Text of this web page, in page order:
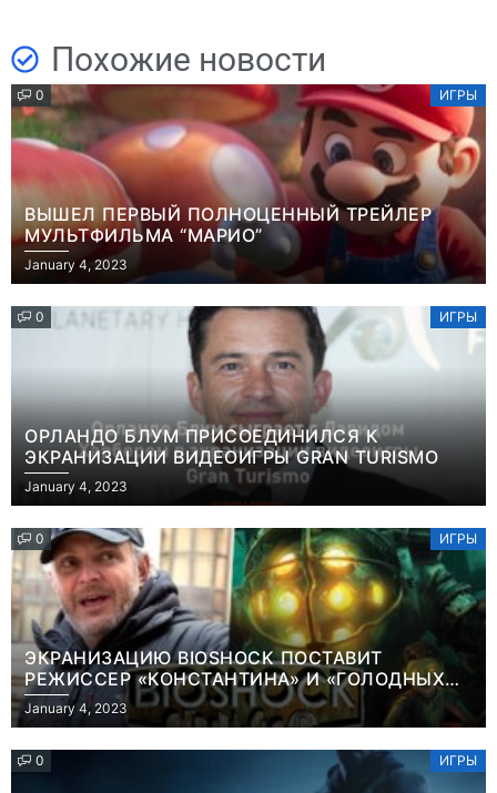
Похожие новости
0 ИГРЫ
ВЫШЕЛ ПЕРВЫЙ ПОЛНОЦЕННЫЙ ТРЕЙЛЕР
МУЛЬТФИЛЬМА “МАРИО”
January 4, 2023
0 ИГРЫ
ОРЛАНДО БЛУМ ПРИСОЕДИНИЛСЯ К
ЭКРАНИЗАЦИИ ВИДЕОИГРЫ GRAN TURISMO
January 4, 2023
0 ИГРЫ
ЭКРАНИЗАЦИЮ BIOSHOCK ПОСТАВИТ
РЕЖИССЕР «КОНСТАНТИНА» И «ГОЛОДНЫХ
ИГР»
January 4, 2023
0 ИГРЫ